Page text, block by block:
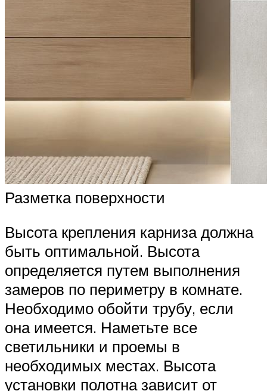
Разметка поверхности
Высота крепления карниза должна
быть оптимальной. Высота
определяется путем выполнения
замеров по периметру в комнате.
Необходимо обойти трубу, если
она имеется. Наметьте все
светильники и проемы в
необходимых местах. Высота
установки полотна зависит от